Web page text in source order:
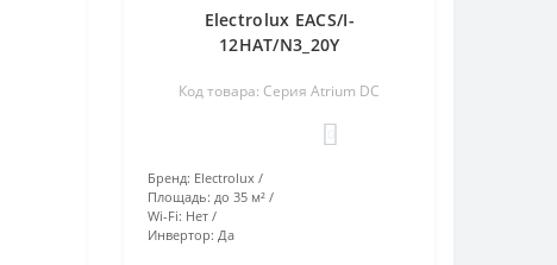
Electrolux EACS/I-
12HAT/N3_20Y
Код товара: Серия Atrium DC
Бренд: Electrolux
Площадь: до 35 м²
Wi-Fi: Нет
Инвертор: Да